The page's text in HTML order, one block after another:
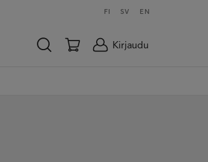
FI SV EN
Kirjaudu